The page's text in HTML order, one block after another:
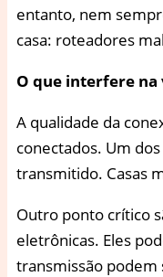
entanto, nem
casa: roteadores
O que interfere na
A qualidade da
conectados. Um
transmitido. Casas
Outro ponto crítico
eletrônicas. Eles
transmissão podem